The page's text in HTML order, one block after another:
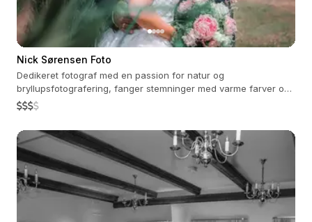
Nick Sørensen Foto
Dedikeret fotograf med en passion for natur og
bryllupsfotografering, fanger stemninger med varme farver og
ægte følelser.